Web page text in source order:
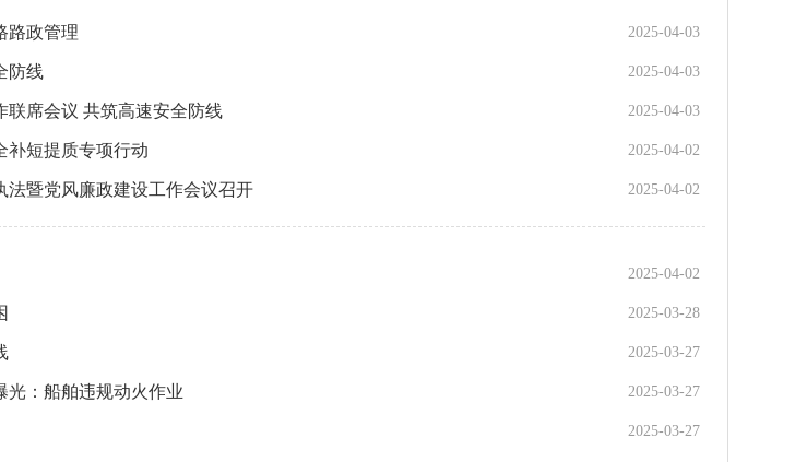
路政管理 2025-04-03
防线 2025-04-03
联席会议 共筑高速安全防线 2025-04-03
补短提质专项行动 2025-04-02
法暨党风廉政建设工作会议召开 2025-04-02
2025-04-02
2025-03-28
2025-03-27
光：船舶违规动火作业 2025-03-27
2025-03-27